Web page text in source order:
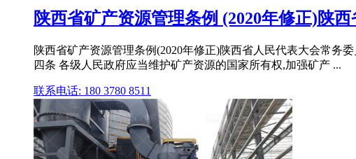
陕西省矿产资源管理条例 (2020年修正)陕
陕西省矿产资源管理条例(2020年修正)陕西省人民代表大会常务
四条 各级人民政府应当维护矿产资源的国家所有权,加强矿产 ...
联系电话: 180 3780 8511